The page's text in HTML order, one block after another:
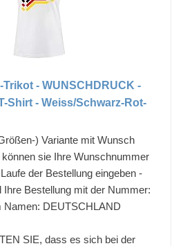
Trikot - WUNSCHDRUCK -
Shirt - Weiss/Schwarz-Rot-
) Variante mit Wunsch
sie Ihre Wunschnummer
der Bestellung eingeben -
Ihre Bestellung mit der Nummer:
Namen: DEUTSCHLAND
SIE, dass es sich bei der